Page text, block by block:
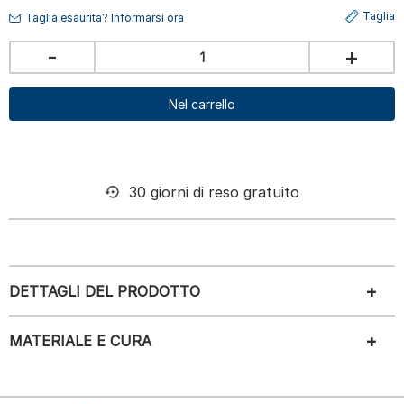
Taglia esaurita? Informarsi ora Taglia
- +
Nel carrello
30 giorni di reso gratuito
DETTAGLI DEL PRODOTTO
MATERIALE E CURA